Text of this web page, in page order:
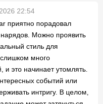
22:54
приятно порадовал
Можно проявить
стиль для
много
это начинает утомлять.
событий или
интригу. В целом,